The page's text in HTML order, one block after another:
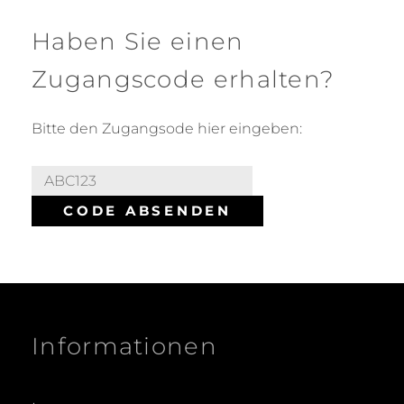
Haben Sie einen
Zugangscode erhalten?
Bitte den Zugangsode hier eingeben:
Informationen